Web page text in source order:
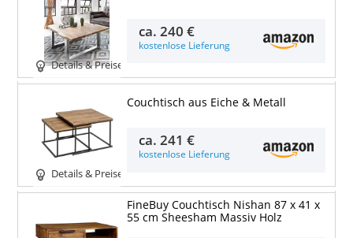
Details & Preise
ca.240 €
kostenlose Lieferung
Details & Preise
Couchtisch aus Eiche & Metall
ca.241 €
kostenlose Lieferung
FineBuy Couchtisch Nishan 87 x 41 x
55 cm Sheesham Massiv Holz